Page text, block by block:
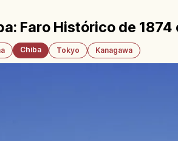
Faro Histórico de 1874
Chiba Tokyo Kanagawa